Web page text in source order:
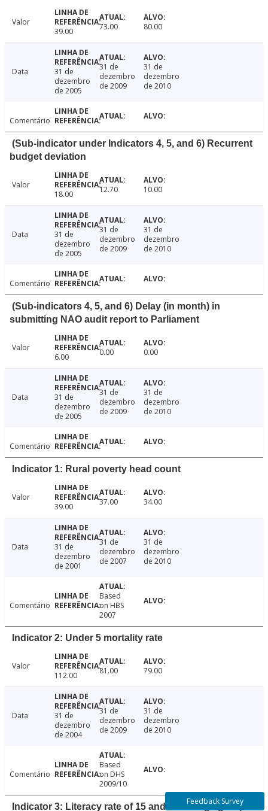
Valor
39.00
73.00 80.00
Data
31 de
dezembro
de 2005
31 de
dezembro
de 2009
31 de
dezembro
de 2010
Comentário
(Sub-indicator under Indicators 4, 5, and 6) Recurrent
budget deviation
Valor
18.00
12.70 10.00
Data
31 de
dezembro
de 2005
31 de
dezembro
de 2009
31 de
dezembro
de 2010
Comentário
(Sub-indicators 4, 5, and 6) Delay (in month) in
submitting NAO audit report to Parliament
Valor
6.00
0.00 0.00
Data
31 de
dezembro
de 2005
31 de
dezembro
de 2009
31 de
dezembro
de 2010
Comentário
Indicator 1: Rural poverty head count
Valor
39.00
37.00 34.00
Data
31 de
dezembro
de 2001
31 de
dezembro
de 2007
31 de
dezembro
de 2010
Comentário
Based
on HBS
2007
Indicator 2: Under 5 mortality rate
Valor
112.00
81.00 79.00
Data
31 de
dezembro
de 2004
31 de
dezembro
de 2009
31 de
dezembro
de 2010
Comentário
Based
on DHS
2009/10
Indicator 3: Literacy rate of 15 and above age group
Feedback Survey